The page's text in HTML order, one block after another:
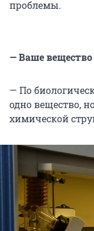
проблемы.
— Ваше
— По
одно вещество,
химической